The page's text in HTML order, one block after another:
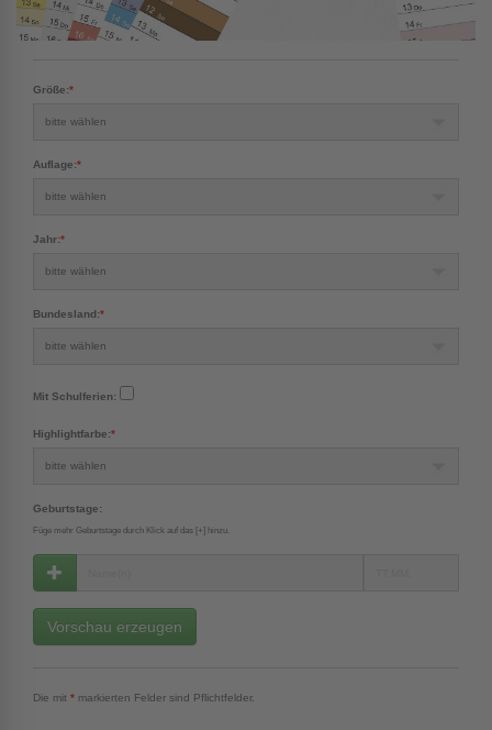
ab 16,99 € brutto inkl. Versand
Größe:*
Auflage:*
Jahr:*
Bundesland:*
Mit Schulferien:
Highlightfarbe:*
Geburtstage:
Füge mehr Geburtstage durch Klick auf das [+] hinzu.
Vorschau erzeugen
Die mit * markierten Felder sind Pflichtfelder.